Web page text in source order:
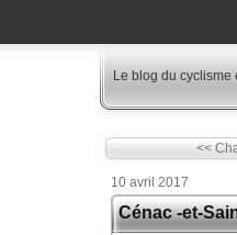
Le blog du cyclisme
<<
10 avril 2017
Cénac -et-